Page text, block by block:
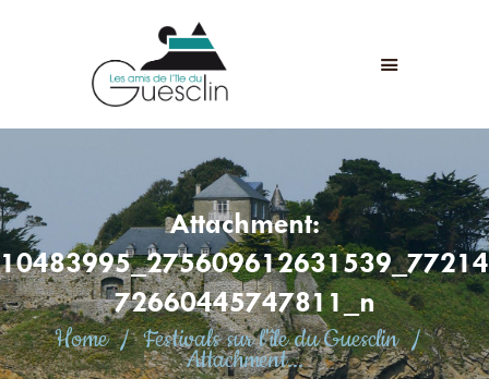
Attachment:
10483995_275609612631539_77214
72660445747811_n
Home
Festivals sur l'île du Guesclin
Attachment...
LES AMIS DE L'ÎLE DU GUESCLIN
LE FORT ET L’ÎLE
ASSOCIATION
ADHÉSION
ANIMATIONS
ACTUALITÉS
CONTACT